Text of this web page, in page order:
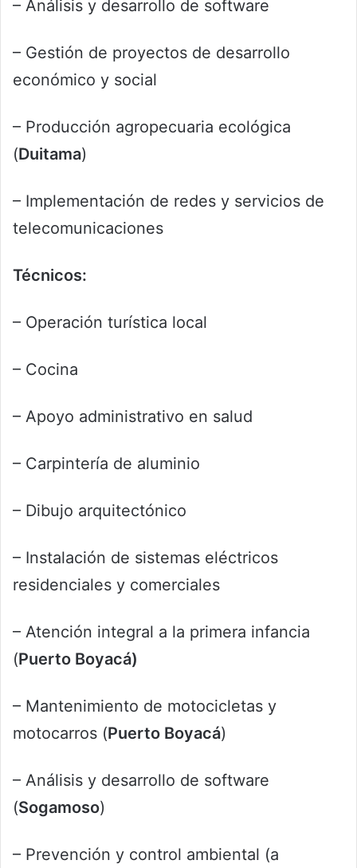
– Análisis y desarrollo de software
– Gestión de proyectos de desarrollo
económico y social
– Producción agropecuaria ecológica
(Duitama)
– Implementación de redes y servicios de
telecomunicaciones
Técnicos:
– Operación turística local
– Cocina
– Apoyo administrativo en salud
– Carpintería de aluminio
– Dibujo arquitectónico
– Instalación de sistemas eléctricos
residenciales y comerciales
– Atención integral a la primera infancia
(Puerto Boyacá)
– Mantenimiento de motocicletas y
motocarros (Puerto Boyacá)
– Análisis y desarrollo de software
(Sogamoso)
– Prevención y control ambiental (a